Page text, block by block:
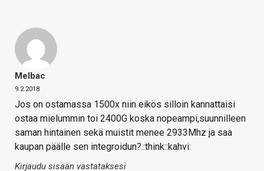
Melbac
9.2.2018
Jos on ostamassa 1500x niin eikös silloin kannattaisi
ostaa mielummin toi 2400G koska nopeampi,suunnilleen
saman hintainen sekä muistit menee 2933Mhz ja saa
kaupan päälle sen integroidun?.:think::kahvi:
Kirjaudu sisään vastataksesi